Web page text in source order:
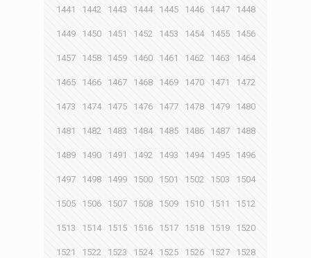
1441 1442 1443 1444 1445 1446 1447 1448
1449 1450 1451 1452 1453 1454 1455 1456
1457 1458 1459 1460 1461 1462 1463 1464
1465 1466 1467 1468 1469 1470 1471 1472
1473 1474 1475 1476 1477 1478 1479 1480
1481 1482 1483 1484 1485 1486 1487 1488
1489 1490 1491 1492 1493 1494 1495 1496
1497 1498 1499 1500 1501 1502 1503 1504
1505 1506 1507 1508 1509 1510 1511 1512
1513 1514 1515 1516 1517 1518 1519 1520
1521 1522 1523 1524 1525 1526 1527 1528